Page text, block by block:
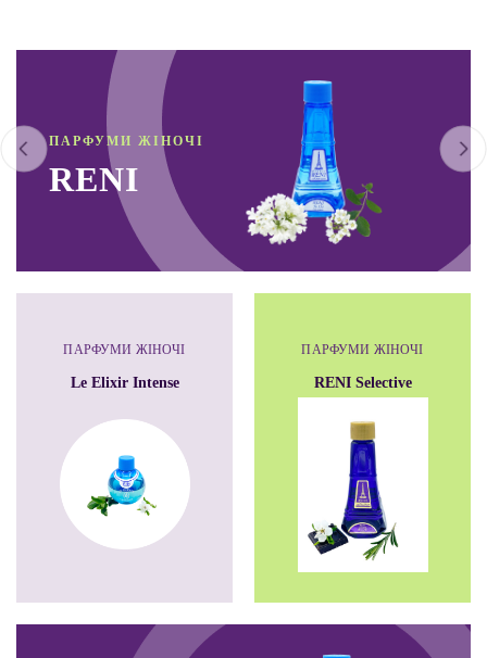
ПАРФУМИ ЖІНОЧІ
RENI
ПАРФУМИ ЖІНОЧІ
Le Elixir Intense
ПАРФУМИ ЖІНОЧІ
RENI Selective